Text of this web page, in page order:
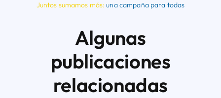
Juntos sumamos más:una campaña para todas
Algunas
publicaciones
relacionadas